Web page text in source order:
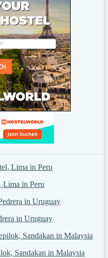
Lima in Peru
in Uruguay
Sandakan in Malaysia